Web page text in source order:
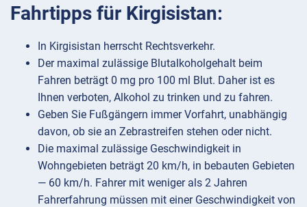
Fahrtipps für Kirgisistan:
In Kirgisistan herrscht Rechtsverkehr.
Der maximal zulässige Blutalkoholgehalt beim
Fahren beträgt 0 mg pro 100 ml Blut. Daher ist es
Ihnen verboten, Alkohol zu trinken und zu fahren.
Geben Sie Fußgängern immer Vorfahrt, unabhängig
davon, ob sie an Zebrastreifen stehen oder nicht.
Die maximal zulässige Geschwindigkeit in
Wohngebieten beträgt 20 km/h, in bebauten Gebieten
— 60 km/h. Fahrer mit weniger als 2 Jahren
Fahrerfahrung müssen mit einer Geschwindigkeit von